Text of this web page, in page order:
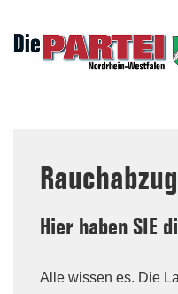
Skip
Rauchabzug
Hier haben SIE
Alle wissen es. Die